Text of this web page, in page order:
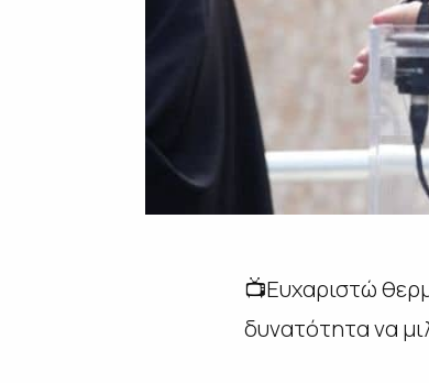
📺Ευχαριστώ
δυνατότητα να